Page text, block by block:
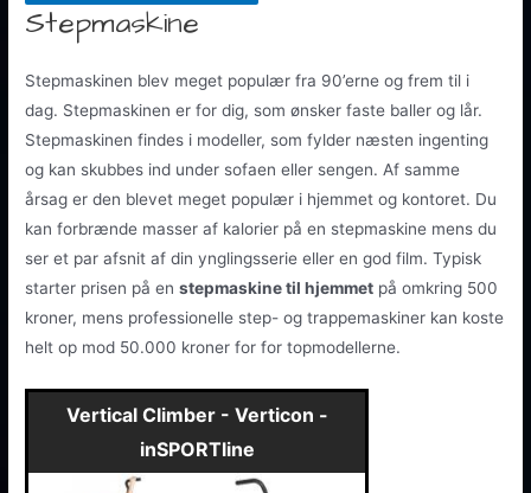
Stepmaskine
Stepmaskinen blev meget populær fra 90’erne og frem til i
dag. Stepmaskinen er for dig, som ønsker faste baller og lår.
Stepmaskinen findes i modeller, som fylder næsten ingenting
og kan skubbes ind under sofaen eller sengen. Af samme
årsag er den blevet meget populær i hjemmet og kontoret. Du
kan forbrænde masser af kalorier på en stepmaskine mens du
ser et par afsnit af din ynglingsserie eller en god film. Typisk
starter prisen på enstepmaskine til hjemmet på omkring 500
kroner, mens professionelle step- og trappemaskiner kan koste
helt op mod 50.000 kroner for for topmodellerne.
Vertical Climber - Verticon -
inSPORTline